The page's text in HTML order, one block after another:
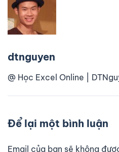
dtnguyen
@ Học Excel Online |
Để lại một bình luận
Email của bạn sẽ không